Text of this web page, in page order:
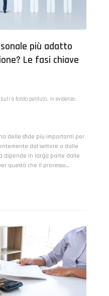
più adatto
Le fasi chiave
a fondo perduto, In evidenza,
delle sfide più importanti per
dal settore o dalle
dipende in larga parte dalle
questo che il processo…